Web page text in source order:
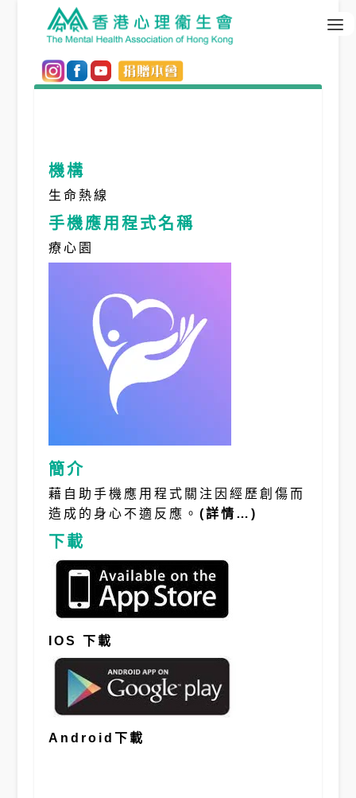
機構
生命熱線
手機應用程式名稱
療心園
簡介
藉自助手機應用程式關注因經歷創傷而
造成的身心不適反應。 (詳情…)
下載
IOS 下載
Android下載